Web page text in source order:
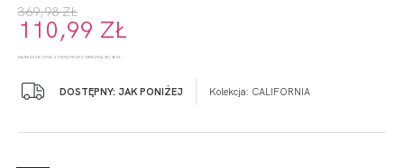
369,98 ZŁ
110,99 ZŁ
NAJNIŻSZA CENA Z 30 DNI PRZED OBNIŻKĄ: 351,48 ZŁ
DOSTĘPNY: JAK PONIŻEJ Kolekcja: CALIFORNIA